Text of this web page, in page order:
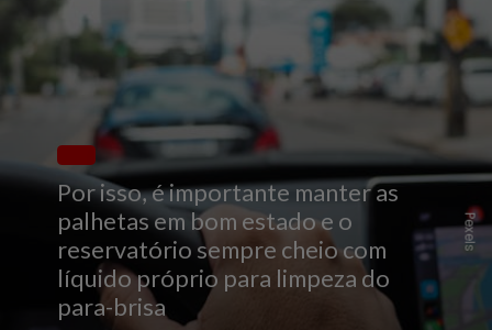
Por isso, é importante manter as
palhetas em bom estado e o
reservatório sempre cheio com
líquido próprio para limpeza do
para-brisa
Pexels